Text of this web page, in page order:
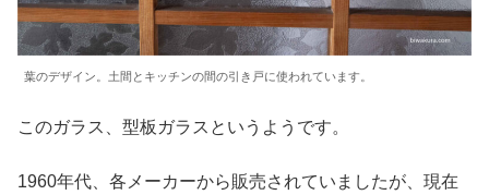
葉のデザイン。土間とキッチンの間の引き戸に使われています。
このガラス、型板ガラスというようです。
1960年代、各メーカーから販売されていましたが、現在